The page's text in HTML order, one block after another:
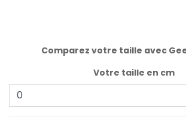
Comparez votre taille avec
Votre taille en cm